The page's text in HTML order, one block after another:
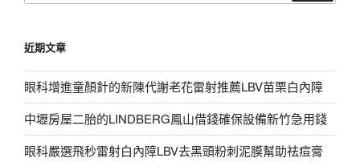
字:
近期文章
眼科增進童顏針的新陳代謝老花雷射推薦LBV苗栗白內障
中壢房屋二胎的LINDBERG鳳山借錢確保設備新竹急用錢
眼科嚴選飛秒雷射白內障LBV去黑頭粉刺泥膜幫助祛痘膏